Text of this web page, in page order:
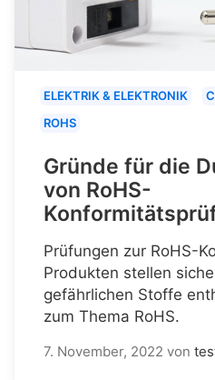
ELEKTRIK & ELEKTRONIK
ROHS
Gründe für die
von RoHS-
Prüfungen zur RoHS-
Produkten stellen
gefährlichen Stoffe
zum Thema RoHS.
7. November, 2022 von